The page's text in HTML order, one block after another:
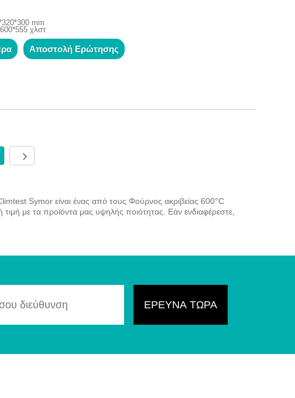
mm
χλστ
Αποστολή Ερώτησης
Symor είναι ένας από τους Φούρνος ακριβείας 600°C
με τα προϊόντα μας υψηλής ποιότητας. Εάν ενδιαφέρεστε,